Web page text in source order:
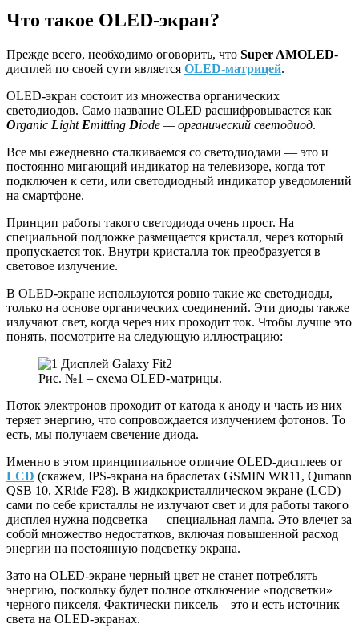
Что такое OLED-экран?
Прежде всего, необходимо оговорить, что Super AMOLED-
дисплей по своей сути является OLED-матрицей.
OLED-экран состоит из множества органических
светодиодов. Само название OLED расшифровывается как
Organic Light Emitting Diode — органический светодиод.
Все мы ежедневно сталкиваемся со светодиодами — это и
постоянно мигающий индикатор на телевизоре, когда тот
подключен к сети, или светодиодный индикатор уведомлений
на смартфоне.
Принцип работы такого светодиода очень прост. На
специальной подложке размещается кристалл, через который
пропускается ток. Внутри кристалла ток преобразуется в
световое излучение.
В OLED-экране используются ровно такие же светодиоды,
только на основе органических соединений. Эти диоды также
излучают свет, когда через них проходит ток. Чтобы лучше это
понять, посмотрите на следующую иллюстрацию:
Рис. №1 – схема OLED-матрицы.
Поток электронов проходит от катода к аноду и часть из них
теряет энергию, что сопровождается излучением фотонов. То
есть, мы получаем свечение диода.
Именно в этом принципиальное отличие OLED-дисплеев от
LCD (скажем, IPS-экрана на браслетах GSMIN WR11, Qumann
QSB 10, XRide F28). В жидкокристаллическом экране (LCD)
сами по себе кристаллы не излучают свет и для работы такого
дисплея нужна подсветка — специальная лампа. Это влечет за
собой множество недостатков, включая повышенной расход
энергии на постоянную подсветку экрана.
Зато на OLED-экране черный цвет не станет потреблять
энергию, поскольку будет полное отключение «подсветки»
черного пикселя. Фактически пиксель – это и есть источник
света на OLED-экранах.